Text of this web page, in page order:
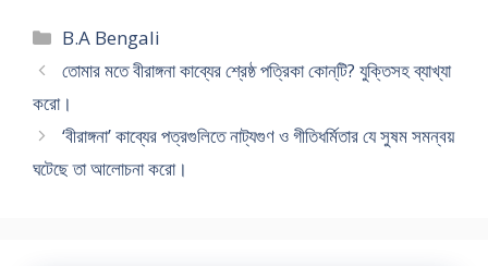
Categories
B.A Bengali
তোমার মতে বীরাঙ্গনা কাব্যের শ্রেষ্ঠ পত্রিকা কোন্‌টি? যুক্তিসহ ব্যাখ্যা
করো।
‘বীরাঙ্গনা’ কাব্যের পত্রগুলিতে নাট্যগুণ ও গীতিধর্মিতার যে সুষম সমন্বয়
ঘটেছে তা আলোচনা করো।